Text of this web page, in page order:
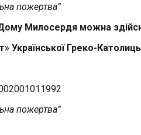
пожертва”
Дому Милосердя можна
Української Греко-
пожертва”